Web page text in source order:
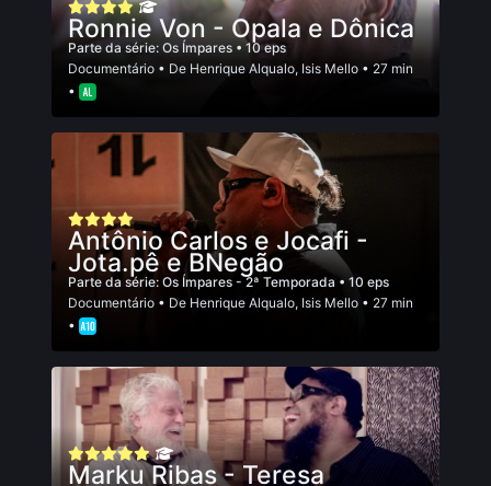
Ronnie Von - Opala e Dônica
Parte da série: Os Ímpares • 10 eps
Documentário • De Henrique Alqualo, Isis Mello • 27 min
•
Antônio Carlos e Jocafi -
Jota.pê e BNegão
Parte da série: Os Ímpares - 2ª Temporada • 10 eps
Documentário • De Henrique Alqualo, Isis Mello • 27 min
•
Marku Ribas - Teresa